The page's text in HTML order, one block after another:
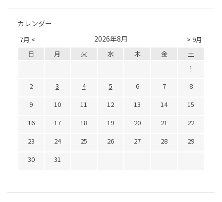
カレンダー
7月 < > 9月
2026年8月
日 月 火 水 木 金
土
1
2
3 4 5 6 7
8
9
10 11 12 13 14
15
16
17 18 19 20 21
22
23
24 25 26 27 28
29
30
31